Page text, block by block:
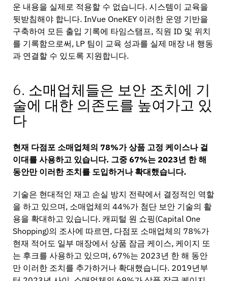
운 내용을 실제로 적용할 수 없습니다. 시스템이 교육을
뒷받침해야 합니다. InVue OneKEY 이러한 운영 기반을
구축하여 모든 출입 기록에 타임스탬프, 직원 ID 및 위치
를 기록함으로써, LP 팀이 교육 성과를 실제 매장 내 행동
과 연결할 수 있도록 지원합니다.
6. 소매업체들은 보안 조치에 기
술에 대한 의존도를 높여가고 있
다
현재 다점포 소매업체의 78%가 상품 고정 케이스나 걸
이대를 사용하고 있습니다. 그중 67%는 2023년 한 해
동안만 이러한 조치를 도입하거나 확대했습니다.
기술은 현대적인 재고 손실 방지 전략에서 결정적인 역할
을 하고 있으며, 소매업체의 44%가 첨단 보안 기술의 활
용을 확대하고 있습니다. 캐피털 원 쇼핑(Capital One
Shopping)의 조사에 따르면, 다점포 소매업체의 78%가
현재 적어도 일부 매장에서 상품 잠금 케이스, 케이지 또
는 후크를 사용하고 있으며, 67%는 2023년 한 해 동안
만 이러한 조치를 추가하거나 확대했습니다. 2019년부